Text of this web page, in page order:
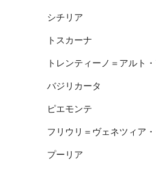
シチリア
トスカーナ
トレンティーノ＝アルト
バジリカータ
ピエモンテ
フリウリ＝ヴェネツィア
プーリア